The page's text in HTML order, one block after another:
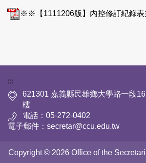
※※【1111206版】內控修訂紀錄表
:::
621301 嘉義縣民雄鄉大學路一段
樓
電話：05-272-0402
電子郵件：secretar@ccu.edu.tw
Copyright © 2026 Office of the